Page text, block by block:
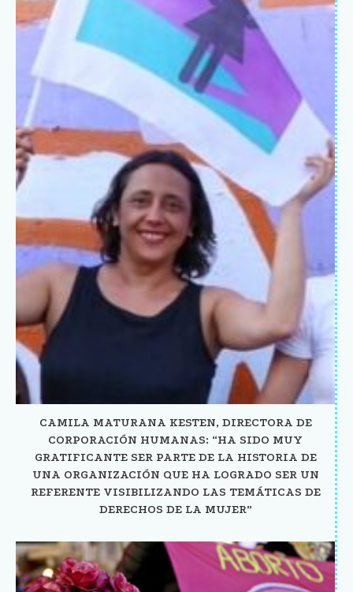
CAMILA MATURANA KESTEN, DIRECTORA DE
CORPORACIÓN HUMANAS: “HA SIDO MUY
GRATIFICANTE SER PARTE DE LA HISTORIA DE
UNA ORGANIZACIÓN QUE HA LOGRADO SER UN
REFERENTE VISIBILIZANDO LAS TEMÁTICAS DE
DERECHOS DE LA MUJER”